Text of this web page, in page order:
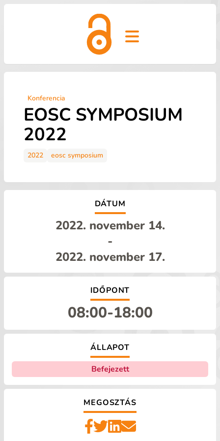
Open main menu
Konferencia
EOSC SYMPOSIUM
2022
2022 eosc symposium
DÁTUM
2022. november 14.
-
2022. november 17.
IDŐPONT
08:00-18:00
ÁLLAPOT
Befejezett
MEGOSZTÁS